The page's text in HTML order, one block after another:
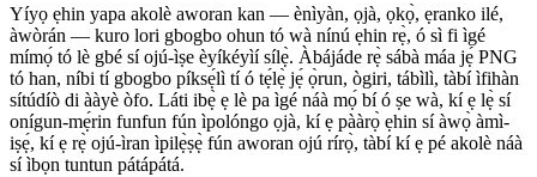
Yíyọ ẹhin yapa akolè aworan kan — ènìyàn, ọjà, ọkọ̀, ẹranko ilé,
àwòrán — kuro lori gbogbo ohun tó wà nínú ẹhin rẹ̀, ó sì fi ìgé
mímọ́ tó lè gbé sí ojú-ìṣe èyíkéyìí sílẹ̀. Àbájáde rẹ̀ sábà máa jẹ́ PNG
tó han, níbi tí gbogbo píksẹ́lì tí ó tẹ́lẹ̀ jẹ́ ọ̀run, ògiri, tábìlì, tàbí ìfihàn
sítúdíò di ààyè òfo. Láti ibẹ̀ ẹ lè pa ìgé náà mọ́ bí ó ṣe wà, kí ẹ lẹ̀ sí
onígun-mẹ́rin funfun fún ìpolóngo ọjà, kí ẹ pààrọ̀ ẹhin sí àwọ̀ àmì-
iṣẹ́, kí ẹ rẹ̀ ojú-ìran ìpilẹ̀ṣẹ̀ fún aworan ojú rírọ̀, tàbí kí ẹ pé akolè náà
sí ìbọn tuntun pátápátá.